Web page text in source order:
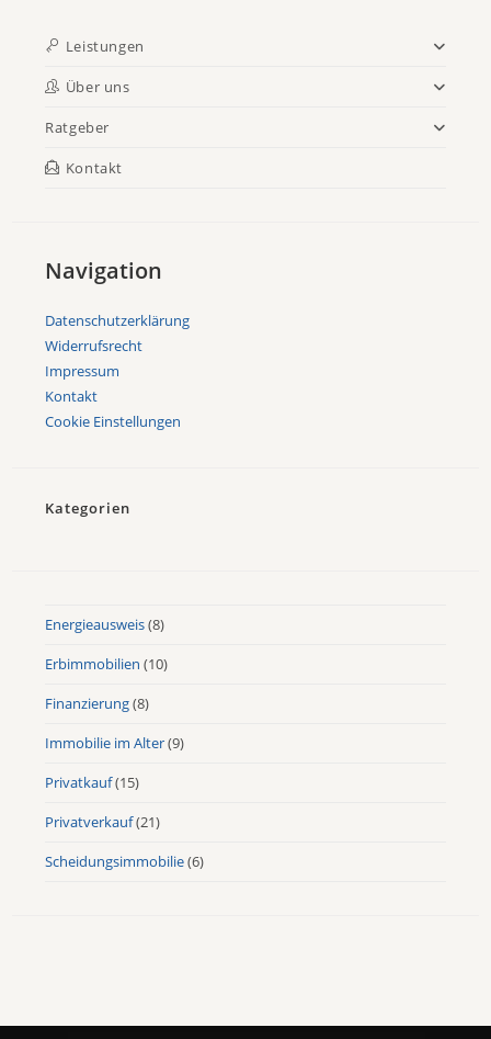
Leistungen
Über uns
Ratgeber
Kontakt
Navigation
Datenschutzerklärung
Widerrufsrecht
Impressum
Kontakt
Cookie Einstellungen
Kategorien
Energieausweis(8)
Erbimmobilien (10)
Finanzierung(8)
Immobilie im Alter(9)
Privatkauf(15)
Privatverkauf(21)
Scheidungsimmobilie(6)